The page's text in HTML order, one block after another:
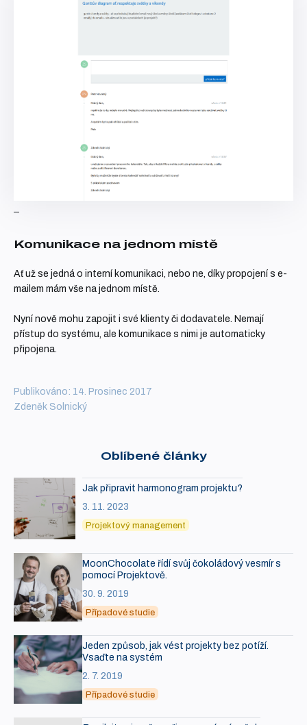
Komunikace na jednom místě
Ať už se jedná o interní komunikaci, nebo ne, díky propojení s e-
mailem mám vše na jednom místě.
Nyní nově mohu zapojit i své klienty či dodavatele. Nemají
přístup do systému, ale komunikace s nimi je automaticky
připojena.
Publikováno: 14. Prosinec 2017
Zdeněk Solnický
Oblíbené články
Jak připravit harmonogram projektu?
3. 11. 2023
Projektový management
MoonChocolate řídí svůj čokoládový vesmír s
pomocí Projektově.
30. 9. 2019
Případové studie
Jeden způsob, jak vést projekty bez potíží.
Vsaďte na systém
2. 7. 2019
Případové studie